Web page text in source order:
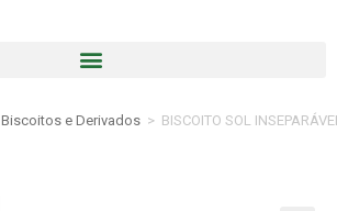
Biscoitos e Derivados > BISCOITO SOL